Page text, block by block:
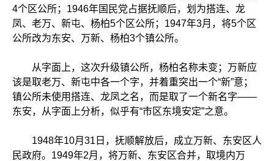
4个区公所；1946年国民党占据抚顺后，划为搭连、龙
凤、老万、新屯、杨柏5个区公所；1947年3月，将5个区
公所改为东安、万新、杨柏3个镇公所。
从字面上，这次升级镇公所，杨柏名称未变；万新应
该是取老万、新屯中各一个字，并着重突出一个“新”意；
镇公所未使用搭连、龙凤之名，而是取了一个新名字——
东安，从字面上分析，似乎有“市区东境安定”之意。
1948年10月31日，抚顺解放后，成立万新、东安区人
民政府。1949年2月，将万新、东安区合并，取境内万